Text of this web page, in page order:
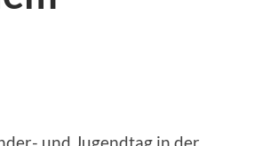
und Jugendtag in der